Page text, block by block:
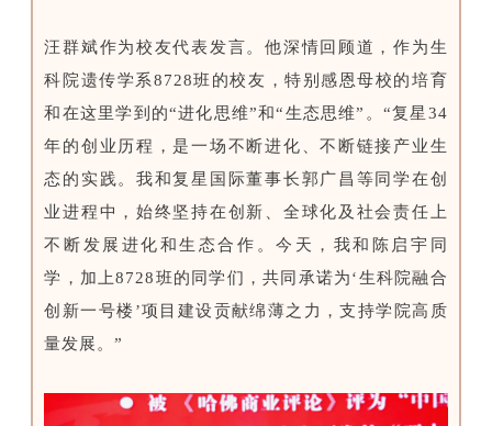
汪群斌作为校友代表发言。他深情回顾道，作为生
科院遗传学系8728班的校友，特别感恩母校的培育
和在这里学到的“进化思维”和“生态思维”。“复星34
年的创业历程，是一场不断进化、不断链接产业生
态的实践。我和复星国际董事长郭广昌等同学在创
业进程中，始终坚持在创新、全球化及社会责任上
不断发展进化和生态合作。今天，我和陈启宇同
学，加上8728班的同学们，共同承诺为‘生科院融合
创新一号楼’项目建设贡献绵薄之力，支持学院高质
量发展。”